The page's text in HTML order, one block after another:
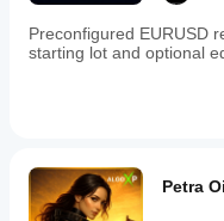
Preconfigured EURUSD
starting lot and optional
Petra